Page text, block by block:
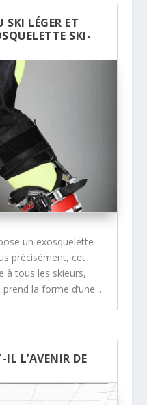
SKI LÉGER ET
SKI-
un exosquelette
précisément, cet
à tous les skieurs,
la forme d’une...
IL L’AVENIR DE